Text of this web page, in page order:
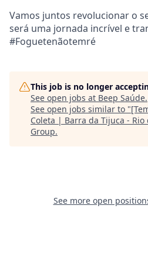
Vamos juntos revolucionar o
será uma jornada incrível e
#Foguetenãotemré
This job is no longer
See open jobs at Beep Saúde.
See open jobs similar to "
Coleta | Barra da Tijuca - Rio
Group.
See more open